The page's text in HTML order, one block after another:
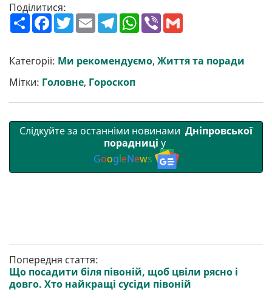
Поділитися:
П
о
р
и
т
и
F
a
b
o
o
k
T
w
e
r
E
m
l
T
e
g
r
a
m
W
h
s
A
V
r l
Категорії: Ми рекомендуємо, Життя та поради
Мітки: Головне, Гороскоп
Слідкуйте за останніми новинами Дніпровської
порадниці у
GoogleNews
Попередня стаття:
Що посадити біля півоній, щоб цвіли рясно і
довго. Хто найкращі сусіди півоній